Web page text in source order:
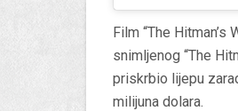
Film “The
snimljenog “The
priskrbio lijepu
milijuna dolara.